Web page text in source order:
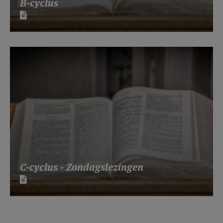
B-cyclus
C-cyclus - Zondagslezingen